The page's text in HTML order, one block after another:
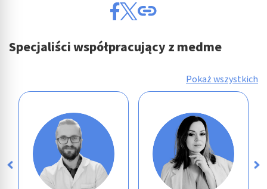
Specjaliści współpracujący z medme
Pokaż wszystkich